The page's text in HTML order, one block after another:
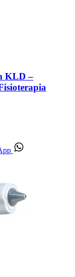
KLD –